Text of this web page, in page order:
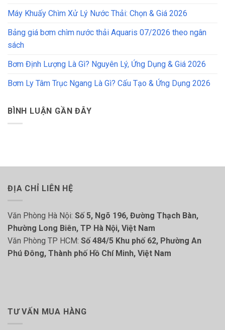
Máy Khuấy Chìm Xử Lý Nước Thải: Chọn & Giá 2026
Bảng giá bơm chìm nước thải Aquaris 07/2026 theo ngân
sách
Bơm Định Lượng Là Gì? Nguyên Lý, Ứng Dụng & Giá 2026
Bơm Ly Tâm Trục Ngang Là Gì? Cấu Tạo & Ứng Dụng 2026
BÌNH LUẬN GẦN ĐÂY
ĐỊA CHỈ LIÊN HỆ
Văn Phòng Hà Nội: Số 5, Ngõ 196, Đường Thạch Bàn,
Phường Long Biên, TP Hà Nội, Việt Nam
Văn Phòng TP HCM: Số 484/5 Khu phố 62, Phường An
Phú Đông, Thành phố Hồ Chí Minh, Việt Nam
TƯ VẤN MUA HÀNG